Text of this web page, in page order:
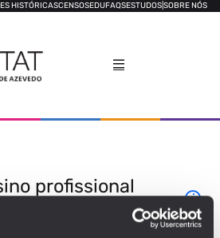
HISTÓRICASCENSOSEDUFAQSESTUDOSSOBRE NÓS
profissional